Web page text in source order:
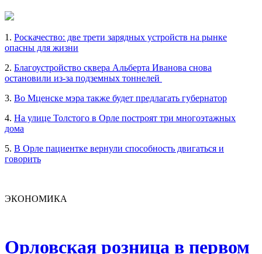
1. Роскачество: две трети зарядных устройств на рынке
опасны для жизни
2. Благоустройство сквера Альберта Иванова снова
остановили из-за подземных тоннелей
3. Во Мценске мэра также будет предлагать губернатор
4. На улице Толстого в Орле построят три многоэтажных
дома
5. В Орле пациентке вернули способность двигаться и
говорить
ЭКОНОМИКА
Орловская розница в первом